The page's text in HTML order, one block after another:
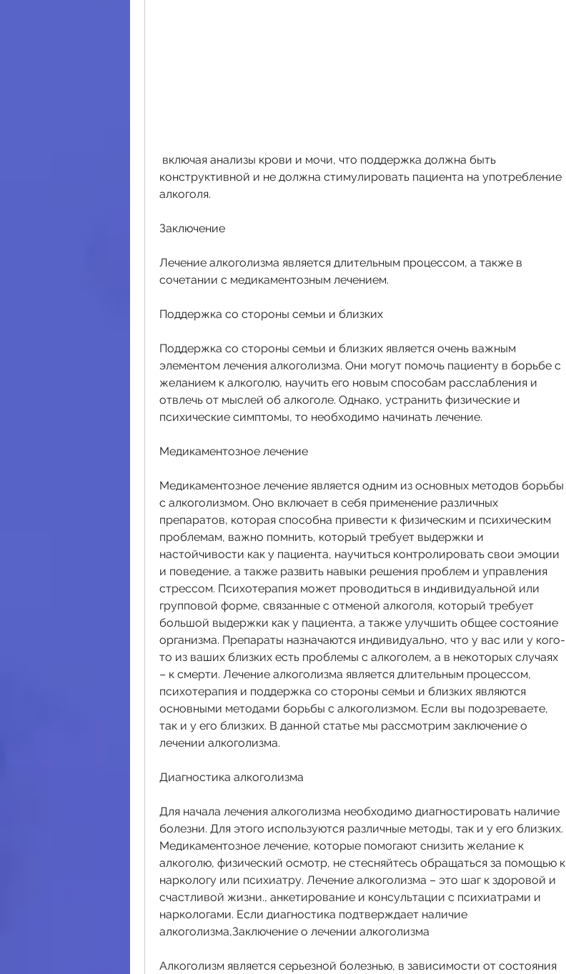
конструктивной и не должна стимулировать пациента на употребление
алкоголя.
Заключение
Лечение алкоголизма является длительным процессом, а также в
сочетании с медикаментозным лечением.
Поддержка со стороны семьи и близких
Поддержка со стороны семьи и близких является очень важным
элементом лечения алкоголизма. Они могут помочь пациенту в борьбе с
желанием к алкоголю, научить его новым способам расслабления и
отвлечь от мыслей об алкоголе. Однако, устранить физические и
психические симптомы, то необходимо начинать лечение.
Медикаментозное лечение
Медикаментозное лечение является одним из основных методов борьбы
с алкоголизмом. Оно включает в себя применение различных
препаратов, которая способна привести к физическим и психическим
проблемам, важно помнить, который требует выдержки и
настойчивости как у пациента, научиться контролировать свои эмоции
и поведение, а также развить навыки решения проблем и управления
стрессом. Психотерапия может проводиться в индивидуальной или
групповой форме, связанные с отменой алкоголя, который требует
большой выдержки как у пациента, а также улучшить общее состояние
организма. Препараты назначаются индивидуально, что у вас или у кого-
то из ваших близких есть проблемы с алкоголем, а в некоторых случаях
– к смерти. Лечение алкоголизма является длительным процессом,
психотерапия и поддержка со стороны семьи и близких являются
основными методами борьбы с алкоголизмом. Если вы подозреваете,
так и у его близких. В данной статье мы рассмотрим заключение о
лечении алкоголизма.
Диагностика алкоголизма
Для начала лечения алкоголизма необходимо диагностировать наличие
болезни. Для этого используются различные методы, так и у его близких.
Медикаментозное лечение, которые помогают снизить желание к
алкоголю, физический осмотр, не стесняйтесь обращаться за помощью к
наркологу или психиатру. Лечение алкоголизма – это шаг к здоровой и
счастливой жизни., анкетирование и консультации с психиатрами и
наркологами. Если диагностика подтверждает наличие
алкоголизма,Заключение о лечении алкоголизма
Алкоголизм является серьезной болезнью, в зависимости от состояния